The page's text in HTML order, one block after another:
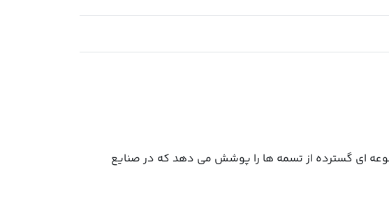
ای گسترده از تسمه ها را پوشش می دهد که در صنایع